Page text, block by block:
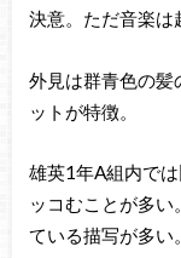
決意。ただ音楽は
外見は群青色の髪
ットが特徴。
雄英1年A組内で
ッコむことが多
ている描写が多い。